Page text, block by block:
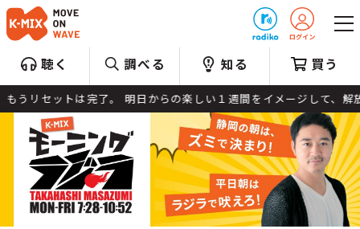
聴く 調べる 知る 買う
ットは完了。 明日からの楽しい１週間をイメージして、解放